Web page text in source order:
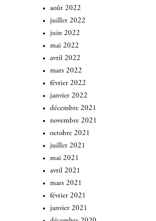
août 2022
juillet 2022
juin 2022
mai 2022
avril 2022
mars 2022
février 2022
janvier 2022
décembre 2021
novembre 2021
octobre 2021
juillet 2021
mai 2021
avril 2021
mars 2021
février 2021
janvier 2021